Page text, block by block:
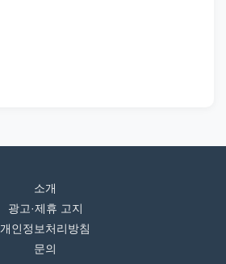
소개
광고·제휴 고지
개인정보처리방침
문의